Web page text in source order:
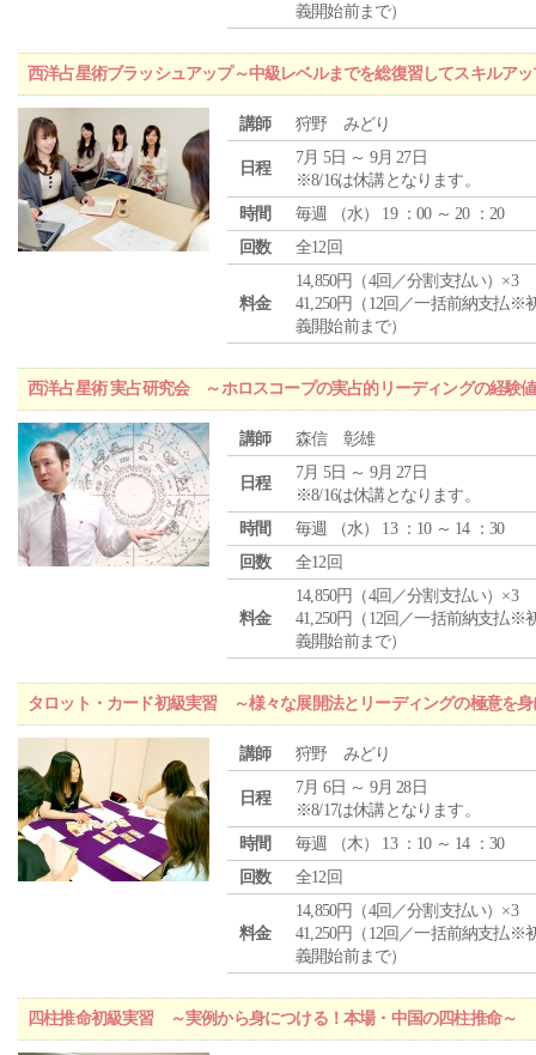
義開始前まで）
西洋占星術ブラッシュアップ～中級レベルまでを総復習してスキルア
講師 狩野 みどり
日程
7月 5日 ～ 9月 27日
※8/16は休講となります。
時間
毎週 （水） 19 ：00 ～ 20 ：20
回数
全12回
料金
14,850円（4回／分割支払い）×3
41,250円（12回／一括前納支払※
義開始前まで）
西洋占星術 実占研究会 ～ホロスコープの実占的リーディングの経験
講師 森信 彰雄
日程
7月 5日 ～ 9月 27日
※8/16は休講となります。
時間
毎週 （水） 13 ：10 ～ 14 ：30
回数
全12回
料金
14,850円（4回／分割支払い）×3
41,250円（12回／一括前納支払※
義開始前まで）
タロット・カード初級実習 ～様々な展開法とリーディングの極意を身
講師 狩野 みどり
日程
7月 6日 ～ 9月 28日
※8/17は休講となります。
時間
毎週 （木） 13 ：10 ～ 14 ：30
回数
全12回
料金
14,850円（4回／分割支払い）×3
41,250円（12回／一括前納支払※
義開始前まで）
四柱推命初級実習 ～実例から身につける！本場・中国の四柱推命～